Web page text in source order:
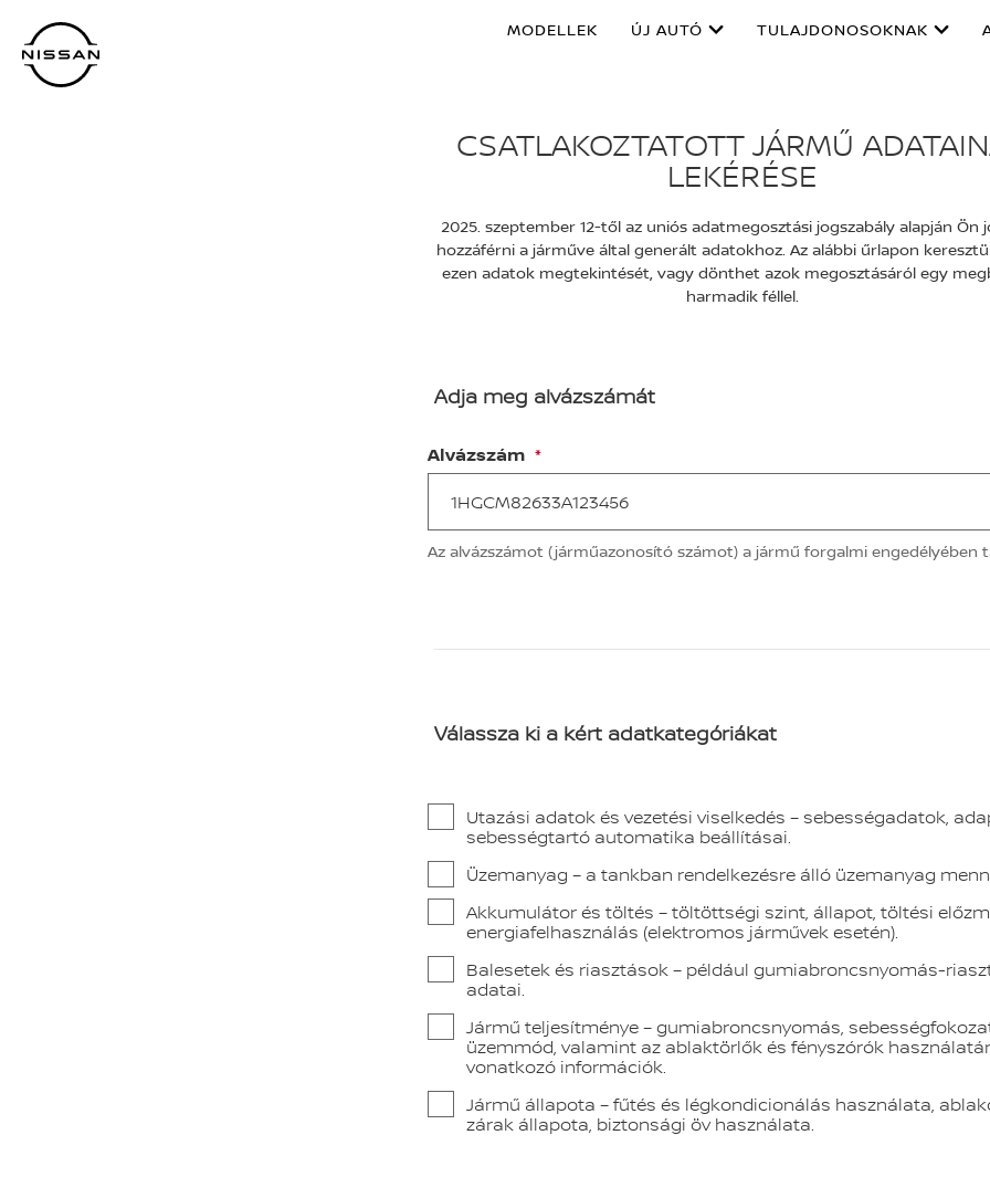
tartalomra
MODELLEK ÚJ AUTÓ TULAJDONOSOKNAK
CSATLAKOZTATOTT JÁRMŰ
LEKÉRÉSE
2025. szeptember 12-től az uniós adatmegosztási jogszabály alapján Ön
hozzáférni a járműve által generált adatokhoz. Az alábbi űrlapon
ezen adatok megtekintését, vagy dönthet azok megosztásáról egy
harmadik féllel.
Adja meg alvázszámát
Alvázszám
Az alvázszámot (járműazonosító számot) a jármű forgalmi engedélyében
Válassza ki a kért adatkategóriákat
Utazási adatok és vezetési viselkedés – sebességadatok,
sebességtartó automatika beállításai.
Üzemanyag – a tankban rendelkezésre álló üzemanyag
Akkumulátor és töltés – töltöttségi szint, állapot, töltési
energiafelhasználás (elektromos járművek esetén).
Balesetek és riasztások – például gumiabroncsnyomás-
adatai.
Jármű teljesítménye – gumiabroncsnyomás,
üzemmód, valamint az ablaktörlők és fényszórók
vonatkozó információk.
Jármű állapota – fűtés és légkondicionálás használata,
zárak állapota, biztonsági öv használata.